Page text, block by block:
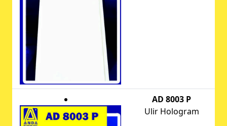
AD 8003 P
Ulir Hologram